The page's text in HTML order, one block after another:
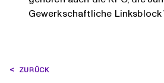
Gewerkschaftliche Linksblock
BEITRAGSNAVIGATION
ZURÜCK